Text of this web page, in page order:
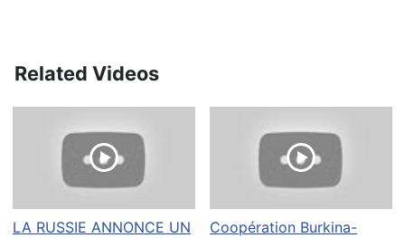
Related Videos
LA RUSSIE ANNONCE UN
Coopération Burkina-